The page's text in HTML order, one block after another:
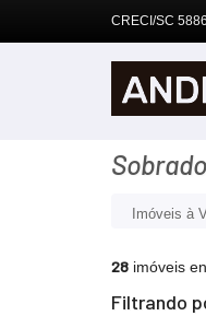
CRECI/SC
Imóveis à
28 imóveis
Filtrando